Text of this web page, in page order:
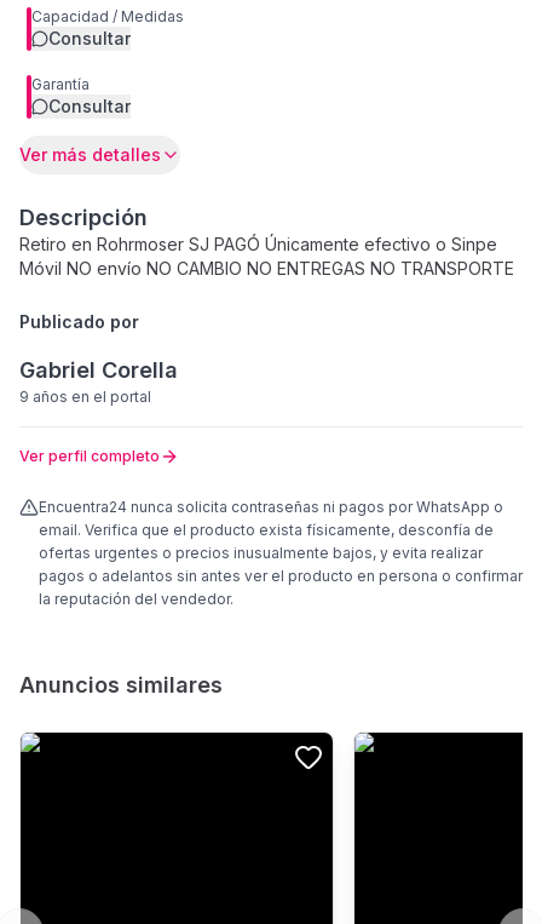
Capacidad / Medidas
Consultar
Garantía
Consultar
Ver más detalles
Descripción
Retiro en Rohrmoser SJ PAGÓ Únicamente efectivo o Sinpe
Móvil NO envío NO CAMBIO NO ENTREGAS NO TRANSPORTE
Publicado por
Gabriel Corella
9 años en el portal
Ver perfil completo
Encuentra24 nunca solicita contraseñas ni pagos por WhatsApp o
email. Verifica que el producto exista físicamente, desconfía de
ofertas urgentes o precios inusualmente bajos, y evita realizar
pagos o adelantos sin antes ver el producto en persona o confirmar
la reputación del vendedor.
Anuncios similares